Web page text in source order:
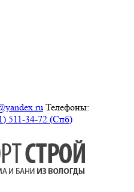
Телефоны:
511-34-72 (Спб)